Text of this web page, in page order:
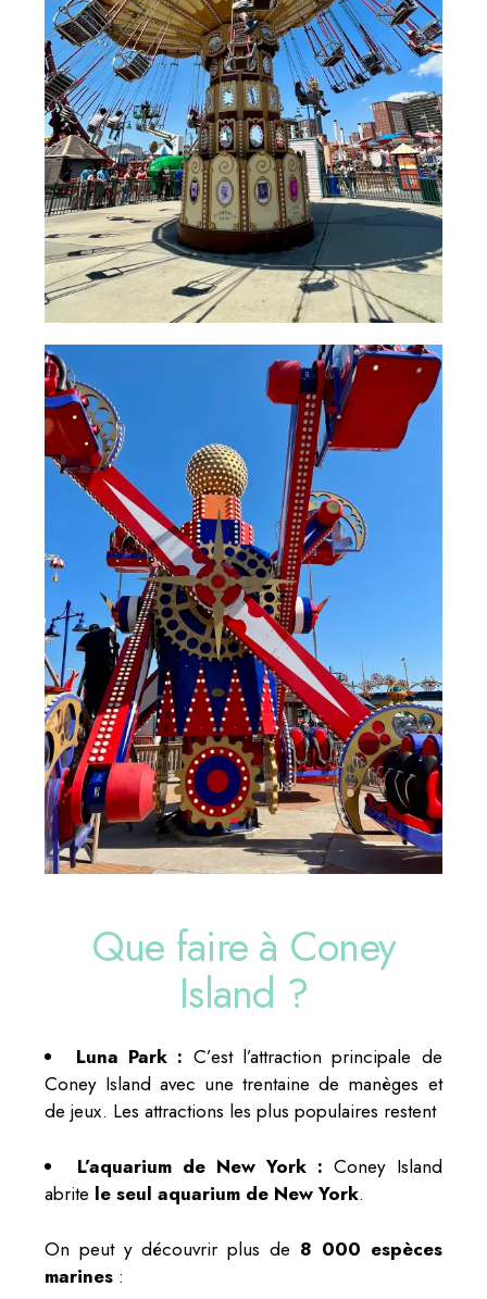
Que faire à Coney
Island ?
Luna Park : C’est l’attraction principale de
Coney Island avec une trentaine de manèges et
de jeux. Les attractions les plus populaires restent
L’aquarium de New York :Coney Island
abrite le seul aquarium de New York.
On peut y découvrir plus de 8 000 espèces
marines :